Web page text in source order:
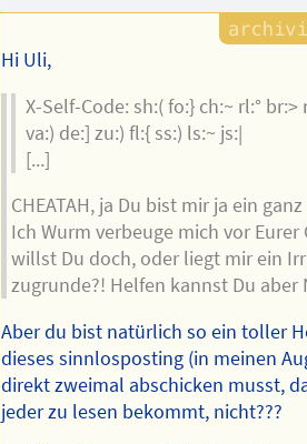
Autors
Hi Uli,
X-Self-Code: sh:( fo:} ch:~ rl:°
va:) de:] zu:) fl:{ ss:) ls:~ js:|
[...]
CHEATAH, ja Du bist mir ja ein
Ich Wurm verbeuge mich vor
willst Du doch, oder liegt mir ein
zugrunde?! Helfen kannst Du aber
Aber du bist natürlich so ein toller
dieses sinnlosposting (in meinen
direkt zweimal abschicken musst,
jeder zu lesen bekommt, nicht???